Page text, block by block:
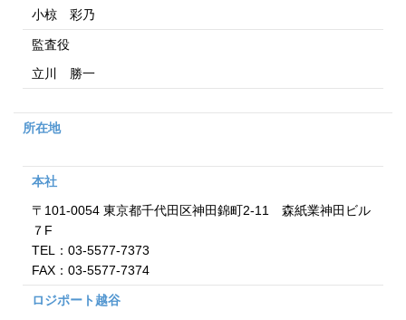
小椋 彩乃
監査役
立川 勝一
所在地
本社
〒101-0054 東京都千代田区神田錦町2-11 森紙業神田ビル
７F
TEL：03-5577-7373
FAX：03-5577-7374
ロジポート越谷